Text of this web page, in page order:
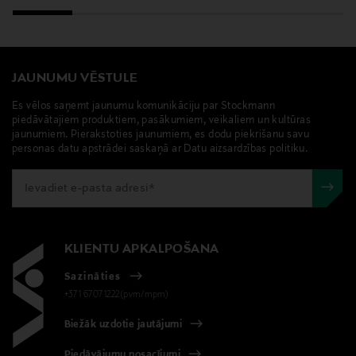
Ražotāja adrese
Digitālā adrese
info@dermarome.se
JAUNUMU VĒSTULE
Es vēlos saņemt jaunumu komunikāciju par Stockmann
piedāvātajiem produktiem, pasākumiem, veikaliem un kultūras
jaunumiem. Pierakstoties jaunumiem, es dodu piekrišanu savu
personas datu apstrādei saskaņā ar Datu aizsardzības politiku.
KLIENTU APKALPOŠANA
Sazināties
+371 67071222(pvm/mpm)
Biežāk uzdotie jautājumi